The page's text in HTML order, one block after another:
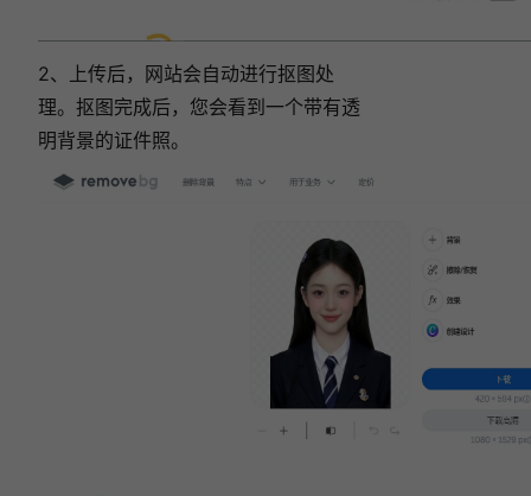
2、上传后，网站会自动进行抠图处
理。抠图完成后，您会看到一个带有透
明背景的证件照。